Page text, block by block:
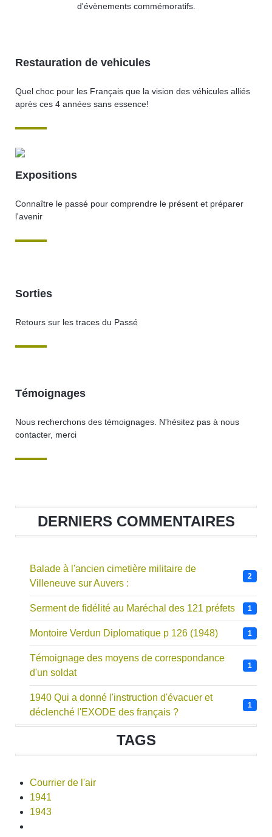
d'évènements commémoratifs.
Restauration de vehicules
Quel choc pour les Français que la vision des véhicules alliés
après ces 4 années sans essence!
Expositions
Connaître le passé pour comprendre le présent et préparer
l'avenir
Sorties
Retours sur les traces du Passé
Témoignages
Nous recherchons des témoignages. N'hésitez pas à nous
contacter, merci
DERNIERS COMMENTAIRES
Balade à l'ancien cimetière militaire de
Villeneuve sur Auvers :
2
Serment de fidélité au Maréchal des 121 préfets 1
Montoire Verdun Diplomatique p 126 (1948) 1
Témoignage des moyens de correspondance
d'un soldat
1
1940 Qui a donné l'instruction d'évacuer et
déclenché l'EXODE des français ?
1
TAGS
Courrier de l'air
1941
1943